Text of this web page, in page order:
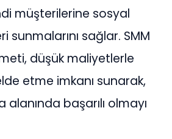
müşterilerine sosyal
sunmalarını sağlar. SMM
düşük maliyetlerle
etme imkanı sunarak,
başarılı olmayı